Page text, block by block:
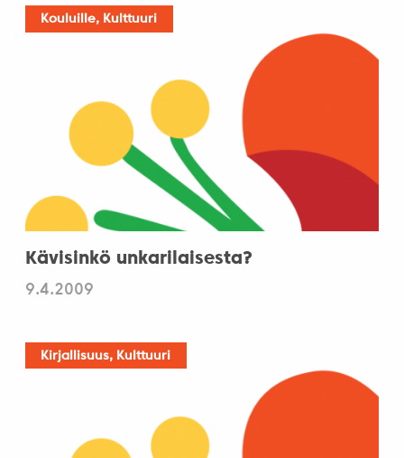
Kouluille, Kulttuuri
Kävisinkö unkarilaisesta?
9.4.2009
Kirjallisuus, Kulttuuri